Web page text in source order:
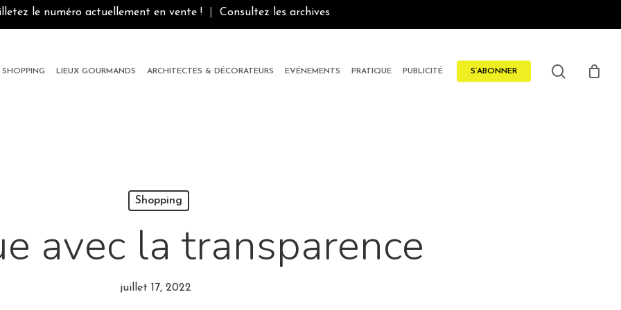
le numéro actuellement en vente ! Consultez les archives
SHOPPING LIEUX GOURMANDS ARCHITECTES & DÉCORATEURS EVÉNEMENTS PRATIQUE PUBLICITÉ S’ABONNER search
Shopping
avec la transparence
juillet 17, 2022